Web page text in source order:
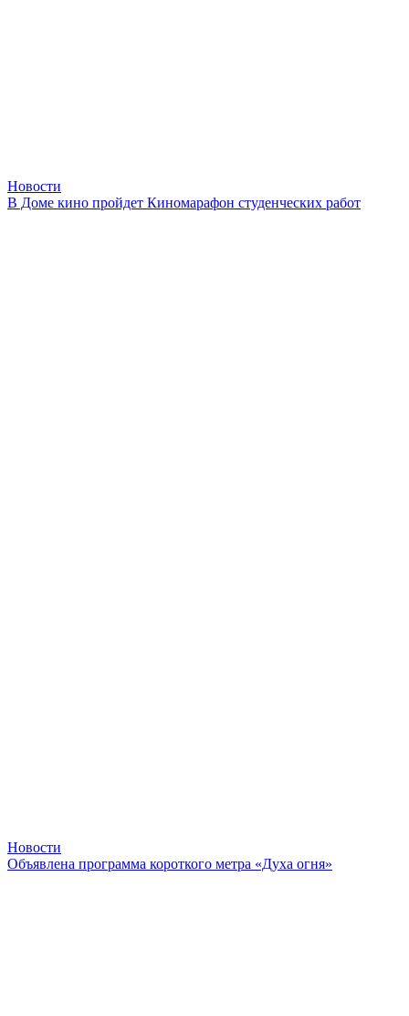
Новости
В Доме кино пройдет Киномарафон студенческих работ
Новости
Объявлена программа короткого метра «Духа огня»